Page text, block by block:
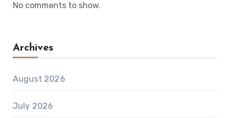
No comments to show.
Archives
August 2026
July 2026